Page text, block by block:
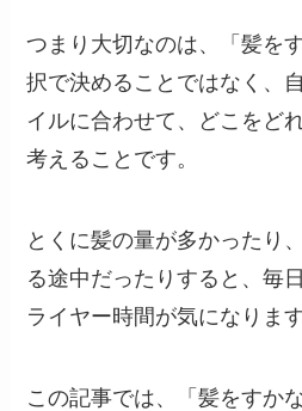
つまり大切なのは、「髪を
択で決めることではなく、
イルに合わせて、どこをど
考えることです。
とくに髪の量が多かったり
る途中だったりすると、毎
ライヤー時間が気になります
この記事では、「髪をすか